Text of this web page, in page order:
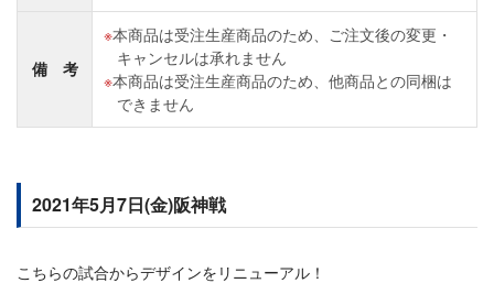
備 考
本商品は受注生産商品のため、ご注文後の変更・
キャンセルは承れません
本商品は受注生産商品のため、他商品との同梱は
できません
2021年5月7日(金)阪神戦
こちらの試合からデザインをリニューアル！